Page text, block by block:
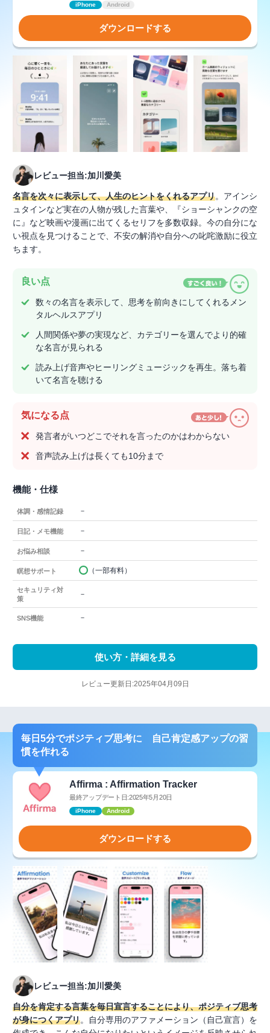
iPhone Android
ダウンロードする
レビュー担当:加川愛美
名言を次々に表示して、人生のヒントをくれるアプリ。アインシ
ュタインなど実在の人物が残した言葉や、『ショーシャンクの空
に』など映画や漫画に出てくるセリフを多数収録。今の自分にな
い視点を見つけることで、不安の解消や自分への叱咤激励に役立
ちます。
良い点
数々の名言を表示して、思考を前向きにしてくれるメン
タルヘルスアプリ
人間関係や夢の実現など、カテゴリーを選んでより的確
な名言が見られる
読み上げ音声やヒーリングミュージックを再生。落ち着
いて名言を聴ける
気になる点
発言者がいつどこでそれを言ったのかはわからない
音声読み上げは長くても10分まで
機能・仕様
体調・感情記録 －
日記・メモ機能 －
お悩み相談 －
瞑想サポート （一部有料）
セキュリティ対
策
－
SNS機能 －
使い方・詳細を見る
レビュー更新日:2025年04月09日
毎日5分でポジティブ思考に 自己肯定感アップの習
慣を作れる
Affirma : Affirmation Tracker
最終アップデート日:2025年5月20日
iPhone Android
ダウンロードする
レビュー担当:加川愛美
自分を肯定する言葉を毎日宣言することにより、ポジティブ思考
が身につくアプリ。自分専用のアファメーション（自己宣言）を